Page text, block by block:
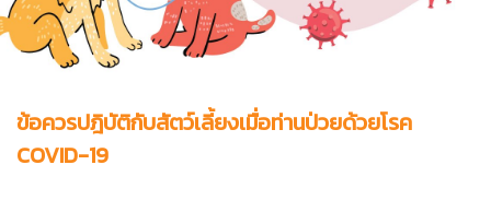
ข้อควรปฎิบัติกับสัตว์เลี้ยงเมื่อท่านป่วยด้วยโรค
COVID-19